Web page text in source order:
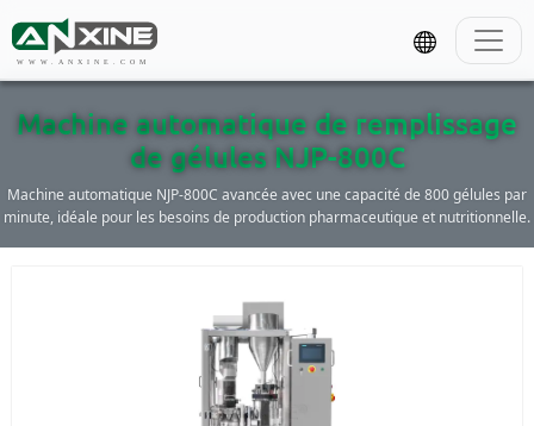
WWW.ANXINE.COM
Machine automatique de remplissage
de gélules NJP-800C
Machine automatique NJP-800C avancée avec une capacité de 800 gélules par
minute, idéale pour les besoins de production pharmaceutique et nutritionnelle.